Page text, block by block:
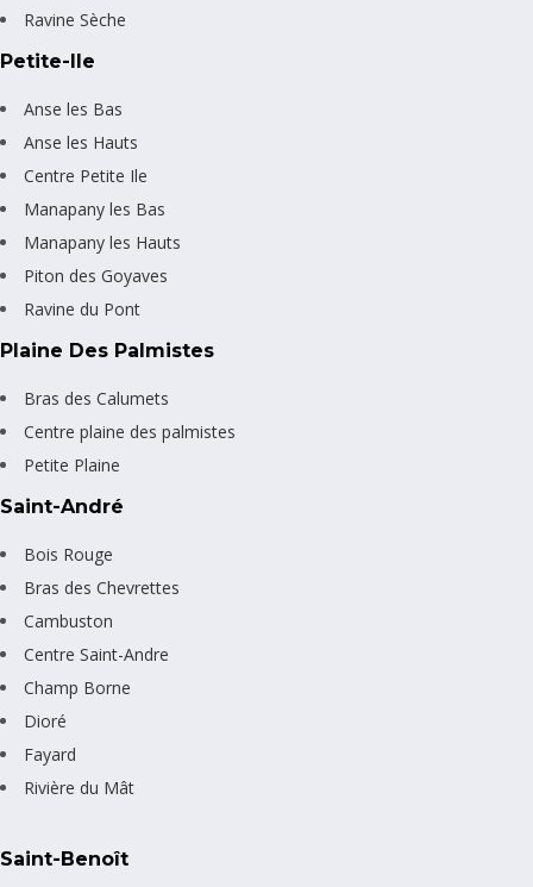
Ravine Sèche
Petite-Ile
Anse les Bas
Anse les Hauts
Centre Petite Ile
Manapany les Bas
Manapany les Hauts
Piton des Goyaves
Ravine du Pont
Plaine Des Palmistes
Bras des Calumets
Centre plaine des palmistes
Petite Plaine
Saint-André
Bois Rouge
Bras des Chevrettes
Cambuston
Centre Saint-Andre
Champ Borne
Dioré
Fayard
Rivière du Mât
Saint-Benoît